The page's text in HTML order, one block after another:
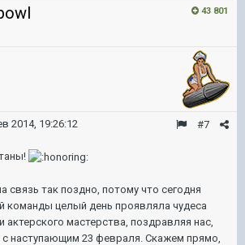
43 801
#7
2014, 19:26:12
связь так поздно, потому что сегодня
команды целый день проявляла чудеса
актерского мастерства, поздравляя нас,
наступающим 23 февраля. Скажем прямо,